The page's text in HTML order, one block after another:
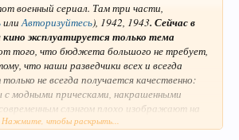
военный сериал. Там три части,
илиАвторизуйтесь), 1942, 1943. Сейчас в
кино эксплуатируется только тема
того, что бюджета большого не требует,
что наши разведчики всех и всегда
не всегда получается качественно:
с модными прическами, накрашенными
слэнгом плохо изображают на
Все эти фильмы про Чечню и Великую
Нажмите, чтобы раскрыть...